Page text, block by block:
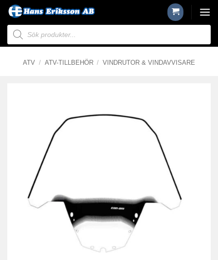
Skip
content
Produktsökning
ATV / ATV-TILLBEHÖR / VINDRUTOR & VINDAVVISARE